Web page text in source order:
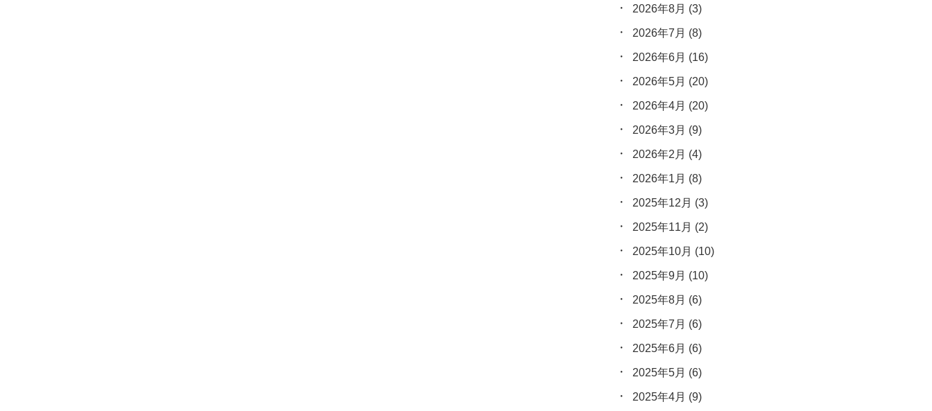
2026年8月 (3)
2026年7月 (8)
2026年6月 (16)
2026年5月 (20)
2026年4月 (20)
2026年3月 (9)
2026年2月 (4)
2026年1月 (8)
2025年12月 (3)
2025年11月 (2)
2025年10月 (10)
2025年9月 (10)
2025年8月 (6)
2025年7月 (6)
2025年6月 (6)
2025年5月 (6)
2025年4月 (9)